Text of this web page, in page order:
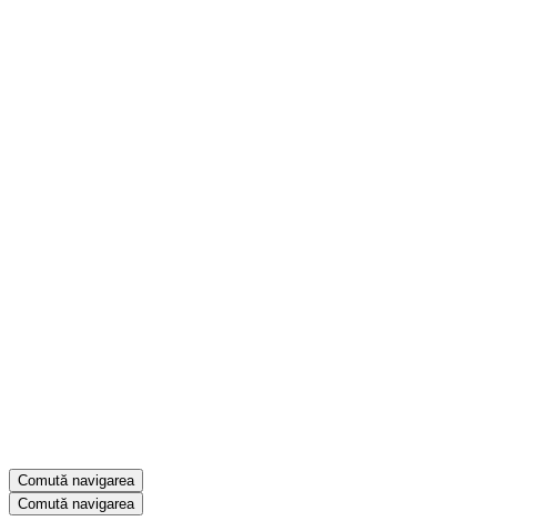
Comută navigarea
Comută navigarea